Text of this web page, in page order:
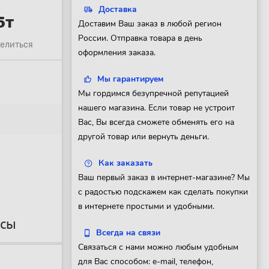
Доставка
Доставим Ваш заказ в любой регион
России. Отправка товара в день
оформления заказа.
Мы гарантируем
Мы гордимся безупречной репутацией
нашего магазина. Если товар не устроит
Вас, Вы всегда сможете обменять его на
другой товар или вернуть деньги.
Как заказать
Ваш первый заказ в интернет-магазине? Мы
с радостью подскажем как сделать покупки
в интернете простыми и удобными.
Всегда на связи
Связаться с нами можно любым удобным
для Вас способом: e-mail, телефон,